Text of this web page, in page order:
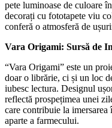
pete luminoase de culoare
decorați cu fototapete viu
conferă o atmosferă de
Vara Origami: Sursă de
“Vara Origami” este un
doar o librărie, ci și un loc
iubesc lectura. Designul
reflectă prospețimea unei
care contribuie la
aparte a farmecului.